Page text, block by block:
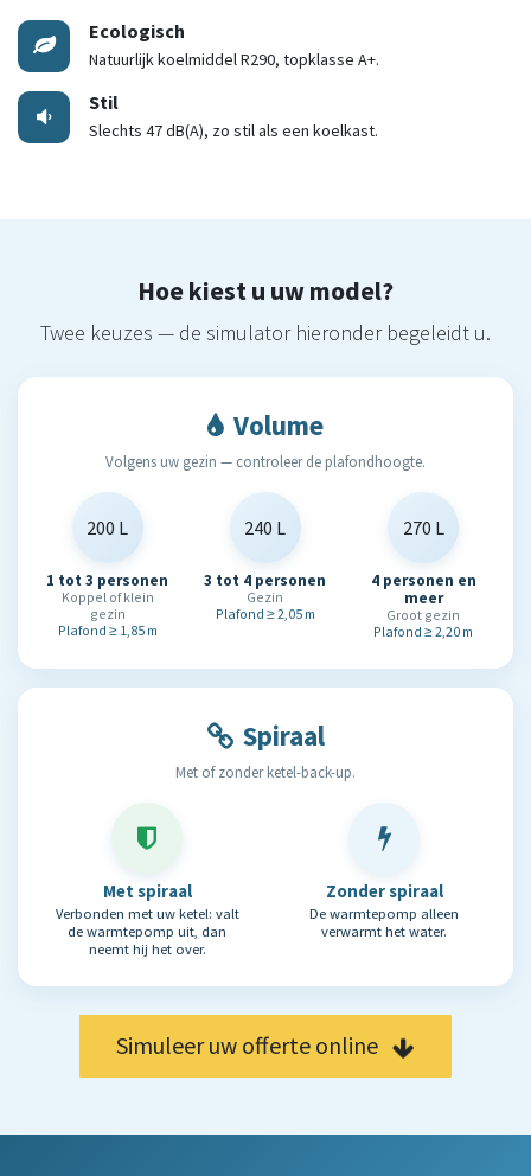
Ecologisch
Natuurlijk koelmiddel R290, topklasse A+.
Stil
Slechts 47 dB(A), zo stil als een koelkast.
Hoe kiest u uw model?
Twee keuzes — de simulator hieronder begeleidt u.
Volume
Volgens uw gezin — controleer de plafondhoogte.
200 L
1 tot 3 personen
Koppel of klein
gezin
Plafond ≥ 1,85 m
240 L
3 tot 4 personen
Gezin
Plafond ≥ 2,05 m
270 L
4 personen en
meer
Groot gezin
Plafond ≥ 2,20 m
Spiraal
Met of zonder ketel-back-up.
Met spiraal
Verbonden met uw ketel: valt
de warmtepomp uit, dan
neemt hij het over.
Zonder spiraal
De warmtepomp alleen
verwarmt het water.
Simuleer uw offerte online